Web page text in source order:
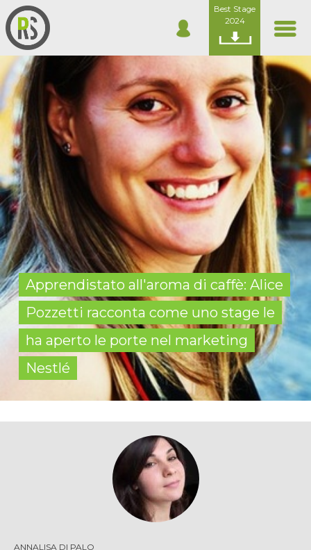
Best Stage
2024
Apprendistato all'aroma di caffè: Alice
Pozzetti racconta come uno stage le
ha aperto le porte nel marketing
Nestlé
ANNALISA DI PALO